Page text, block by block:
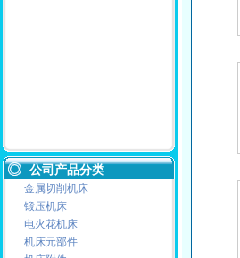
公司产品分类
金属切削机床
锻压机床
电火花机床
机床元部件